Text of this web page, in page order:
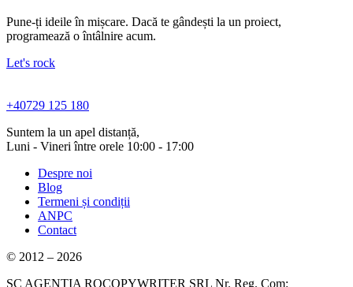
Pune-ți ideile în mișcare. Dacă te gândești la un proiect,
programează o întâlnire acum.
Let's rock
+40729 125 180
Suntem la un apel distanță,
Luni - Vineri între orele 10:00 - 17:00
Despre noi
Blog
Termeni și condiții
ANPC
Contact
© 2012 – 2026
SC AGENȚIA ROCOPYWRITER SRL Nr. Reg. Com: